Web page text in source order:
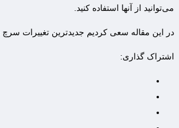
می‌توانید از آنها استفاده کنید.
در این مقاله سعی کردیم جدیدترین تغییرات سرچ
اشتراک گذاری: